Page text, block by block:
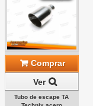
Comprar
Ver
Tubo de escape TA